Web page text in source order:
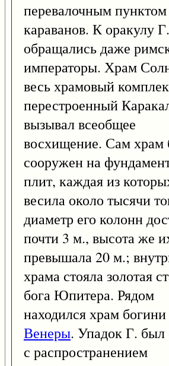
перевалочным
караванов. К оракулу Г.
обращались даже
императоры. Храм
весь храмовый
перестроенный
вызывал всеобщее
восхищение. Сам храм
сооружен на
плит, каждая из
весила около тысячи
диаметр его колонн
почти 3 м., высота же
превышала 20 м.;
храма стояла золотая
бога Юпитера. Рядом
находился храм богини
Венеры. Упадок Г. был
с распространением